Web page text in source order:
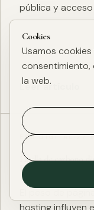
pública y
Leer artículo
ESG DIGITAL·27
Huella de carbono
ESG de una web
El peso de
hosting influyen
Cookies
Usamos
la web.